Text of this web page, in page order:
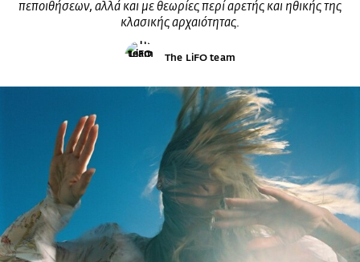
πεποιθήσεων, αλλά και με θεωρίες περί αρετής και ηθικής της
κλασικής αρχαιότητας.
The LiFO team